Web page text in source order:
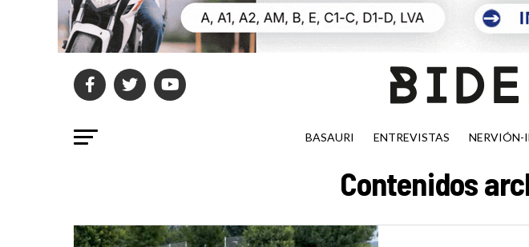
BASAURI ENTREVISTAS NERVIÓN-
Contenidos